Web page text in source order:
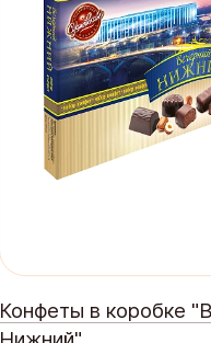
Конфеты в коробке